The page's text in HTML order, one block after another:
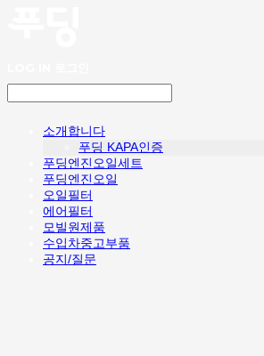
소개합니다
푸딩 KAPA인증
푸딩엔진오일세트
푸딩엔진오일
오일필터
에어필터
모빌원제품
수입차중고부품
공지/질문